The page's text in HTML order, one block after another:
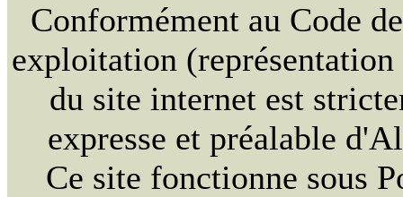
Conformément au Code
exploitation
du site internet est
expresse et préalable
Ce site fonctionne sous